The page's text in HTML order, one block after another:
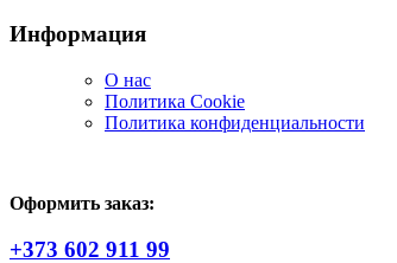
Информация
О нас
Политика Сookie
Политика конфиденциальности
Оформить заказ:
+373 602 911 99